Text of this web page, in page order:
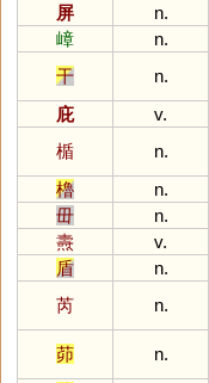
屏
n.
嶂
n.
干
n.
庇
v.
楯
n.
櫓
n.
毌
n.
燾
v.
盾
n.
芮
n.
茆
n.